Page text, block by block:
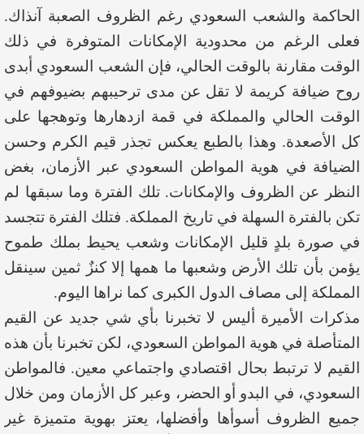
الحاكمة والشعب السعودي رغم الظروف الصعبة آنذاك.
فعلى الرغم من محدودية الإمكانات المتوفرة في ذلك
الوقت مقارنة بالوقت الحالي، فإن الشعب السعودي أبدى
روح ضيافة كريمة لا تقل عن مدى ترحيبهم بضيوفهم في
الوقت الحالي والمملكة في قمة ازدهارها وتوهجها على
كل الأصعدة. وهذا بالطبع يعكس تجذر قيم الكرم وحسن
الضيافة في هوية المواطن السعودي عبر الأزمان، بغض
النظر عن الظروف والإمكانات. تلك الفترة وما سبقها لم
تكن بالفترة السهلة في تاريخ المملكة. فتلك الفترة تتجسد
في صورة بلدٍ قليل الإمكانات وشعب يحيط بملك طموح
يؤمن بأن تلك الأرض وشعبها ما همها إلا كنزٌ ثمين سينقل
المملكة إلى مصاف الدول الكبرى كما نراها اليوم.
مذكرات الأميرة أليس لا تخبرنا بأي شي جديد عن القيم
المتأصلة في هوية المواطن السعودي، لكن تخبرنا بأن هذه
القيم لا ترتبط بحال اقتصادي واجتماعي معين. فالمواطن
السعودي، في البدو أو الحضر، وعبر كل الأزمان ومن خلال
جميع الظروف أسوأها وأفضلها، يعتز بهوية متميزة غير